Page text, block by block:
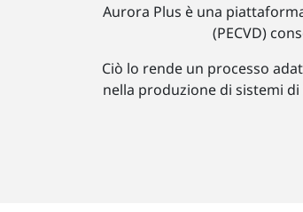
Aurora Plus è una
(PECVD)
Ciò lo rende un processo
nella produzione di sistemi